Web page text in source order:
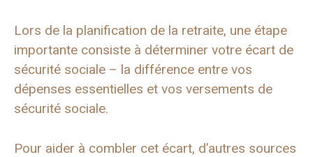
Lors de la planification de la retraite, une étape
importante consiste à déterminer votre écart de
sécurité sociale – la différence entre vos
dépenses essentielles et vos versements de
sécurité sociale.
Pour aider à combler cet écart, d’autres sources